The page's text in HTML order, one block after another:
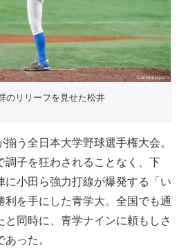
のリリーフを見せた松井
う全日本大学野球選手権大会。
調子を狂わされることなく、下
に小田ら強力打線が爆発する「い
利を手にした青学大。全国でも通
と同時に、青学ナインに頼もしさ
った。